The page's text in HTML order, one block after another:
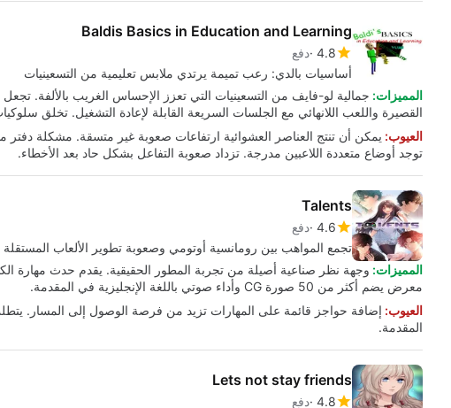
Baldis Basics in Education and Learning
4.8 دفع
أساسيات بالدي: رعب تميمة يرتدي ملابس تعليمية من التسعينيات
المميزات: جمالية لو-فايف من التسعينيات التي تعزز الإحساس الغريب بالألفة.
القصيرة واللعب اللانهائي مع الجلسات السريعة القابلة لإعادة التشغيل. تخلق
العيوب: يمكن أن تنتج العناصر العشوائية ارتفاعات صعوبة غير متسقة. مشكلة
توجد أوضاع متعددة اللاعبين مدرجة. تزداد صعوبة التفاعل بشكل حاد بعد الأخطاء.
Talents
4.6 دفع
تجمع المواهب بين رومانسية أوتومي وصعوبة تطوير الألعاب المستقلة
المميزات: وجهة نظر صناعية أصيلة من تجربة المطور الحقيقية. يقدم حدث مهارة
معرض يضم أكثر من 50 صورة CG وأداء صوتي باللغة الإنجليزية في المقدمة.
العيوب: إضافة حواجز قائمة على المهارات تزيد من فرصة الوصول إلى المسار.
المقدمة.
Lets not stay friends
4.8 دفع